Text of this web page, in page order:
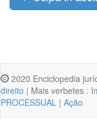
2020 Enciclopedia
direito | Mais verbetes :
PROCESSUAL | Ação